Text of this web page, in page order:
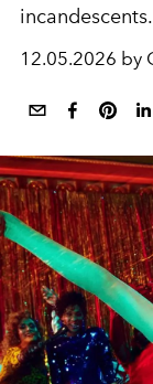
incandescents.
12.05.2026 by